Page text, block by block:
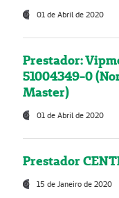
01 de Abril de 2020
Prestador:
51004349-0
Master)
01 de Abril de 2020
Prestador
15 de Janeiro de 2020